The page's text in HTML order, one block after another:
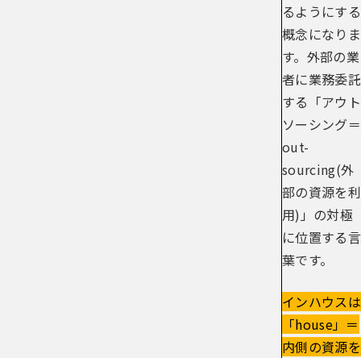
るようにする
概念になりま
す。外部の業
者に業務委託
する「アウト
ソーシング＝
out-
sourcing(外
部の資源を利
用)」の対極
に位置する言
葉です。
インハウスは
「house」＝
内側の資源を